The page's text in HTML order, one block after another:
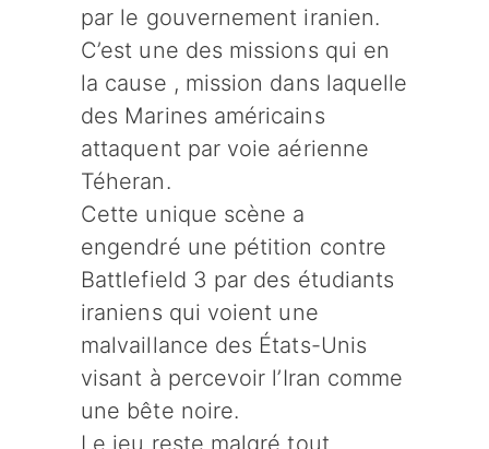
par le gouvernement iranien.
C’est une des missions qui en
la cause , mission dans laquelle
des Marines américains
attaquent par voie aérienne
Téheran.
Cette unique scène a
engendré une pétition contre
Battlefield 3 par des étudiants
iraniens qui voient une
malvaillance des États-Unis
visant à percevoir l’Iran comme
une bête noire.